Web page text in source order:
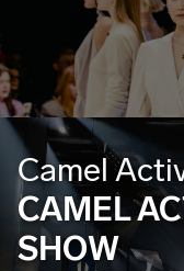
Camel
CAMEL
SHOW